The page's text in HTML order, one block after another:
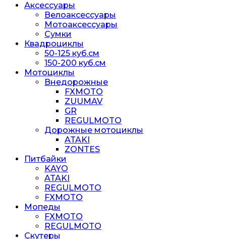
Аксессуары
Велоаксессуары
Мотоаксессуары
Сумки
Квадроциклы
50-125 куб.см
150-200 куб.см
Мотоциклы
Внедорожные
FXMOTO
ZUUMAV
GR
REGULMOTO
Дорожные мотоциклы
ATAKI
ZONTES
Питбайки
KAYO
ATAKI
REGULMOTO
FXMOTO
Мопеды
FXMOTO
REGULMOTO
Скутеры